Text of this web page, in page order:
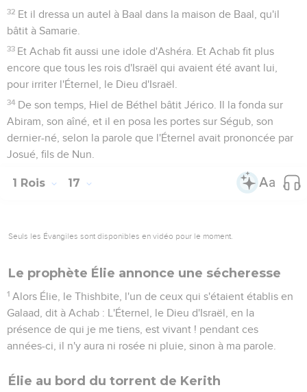
32 Et il dressa un autel à Baal dans la maison de Baal, qu'il
bâtit à Samarie.
33 Et Achab fit aussi une idole d'Ashéra. Et Achab fit plus
encore que tous les rois d'Israël qui avaient été avant lui,
pour irriter l'Éternel, le Dieu d'Israël.
34 De son temps, Hiel de Béthel bâtit Jérico. Il la fonda sur
Abiram, son aîné, et il en posa les portes sur Ségub, son
dernier-né, selon la parole que l'Éternel avait prononcée par
Josué, fils de Nun.
1 Rois 17
Seuls les Évangiles sont disponibles en vidéo pour le moment.
Le prophète Élie annonce une sécheresse
1 Alors Élie, le Thishbite, l'un de ceux qui s'étaient établis en
Galaad, dit à Achab : L'Éternel, le Dieu d'Israël, en la
présence de qui je me tiens, est vivant ! pendant ces
années-ci, il n'y aura ni rosée ni pluie, sinon à ma parole.
Élie au bord du torrent de Kerith